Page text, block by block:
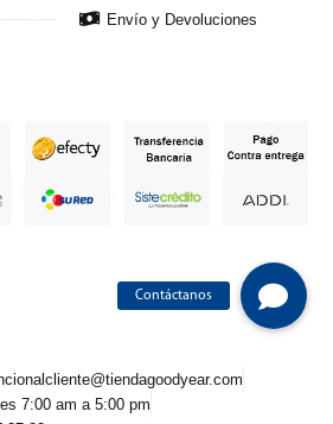
Envío y Devoluciones
7:00 am a 5:00 pm